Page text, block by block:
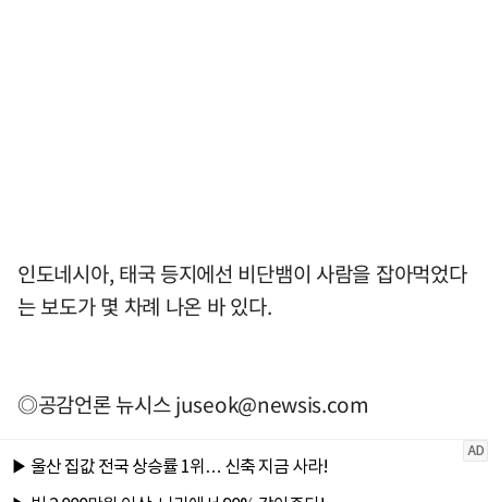
인도네시아, 태국 등지에선 비단뱀이 사람을 잡아먹었다
는 보도가 몇 차례 나온 바 있다.
◎공감언론 뉴시스juseok@newsis.com